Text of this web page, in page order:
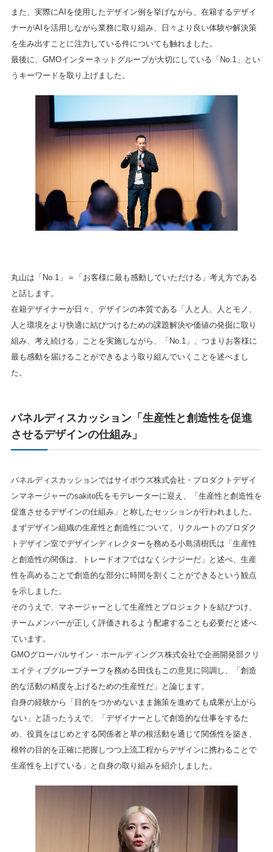
また、実際にAIを使用したデザイン例を挙げながら、在籍するデザイ
ナーがAIを活用しながら業務に取り組み、日々より良い体験や解決策
を生み出すことに注力している件についても触れました。
最後に、GMOインターネットグループが大切にしている「No.1」とい
うキーワードを取り上げました。
丸山は「No.1」＝「お客様に最も感動していただける」考え方である
と話します。
在籍デザイナーが日々、デザインの本質である「人と人、人とモノ、
人と環境をより快適に結びつけるための課題解決や価値の発掘に取り
組み、考え続ける」ことを実施しながら、「No.1」、つまりお客様に
最も感動を届けることができるよう取り組んでいくことを述べまし
た。
パネルディスカッション「生産性と創造性を促進
させるデザインの仕組み」
パネルディスカッションではサイボウズ株式会社・プロダクトデザイ
ンマネージャーのsakito氏をモデレーターに迎え、「生産性と創造性を
促進させるデザインの仕組み」と称したセッションが行われました。
まずデザイン組織の生産性と創造性について、リクルートのプロダク
トデザイン室でデザインディレクターを務める小島清樹氏は「生産性
と創造性の関係は、トレードオフではなくシナジーだ」と述べ、生産
性を高めることで創造的な部分に時間を割くことができるという観点
を示しました。
そのうえで、マネージャーとして生産性とプロジェクトを結びつけ、
チームメンバーが正しく評価されるよう配慮することも必要だと述べ
ています。
GMOグローバルサイン・ホールディングス株式会社で企画開発部クリ
エイティブグループチーフを務める田伐もこの意見に同調し、「創造
的な活動の精度を上げるための生産性だ」と論じます。
自身の経験から「目的をつかめないまま施策を進めても成果が上がら
ない」と語ったうえで、「デザイナーとして創造的な仕事をするた
め、役員をはじめとする関係者と草の根活動を通じて関係性を築き、
根幹の目的を正確に把握しつつ上流工程からデザインに携わることで
生産性を上げている」と自身の取り組みを紹介しました。